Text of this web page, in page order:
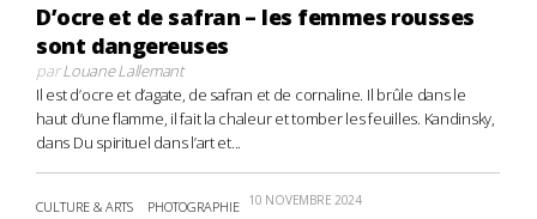
D’ocre et de safran – les femmes rousses
sont dangereuses
parLouane Lallemant
Il est d’ocre et d’agate, de safran et de cornaline. Il brûle dans le
haut d’une flamme, il fait la chaleur et tomber les feuilles. Kandinsky,
dans Du spirituel dans l’art et...
CULTURE & ARTS PHOTOGRAPHIE 10 NOVEMBRE 2024